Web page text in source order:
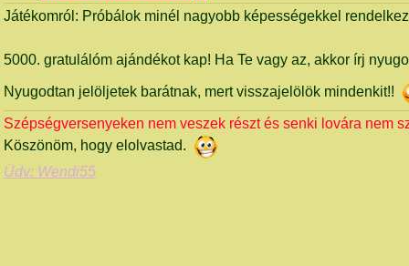
Játékomról: Próbálok minél nagyobb képességekkel
5000. gratulálóm ajándékot kap! Ha Te vagy az, akkor írj
Nyugodtan jelöljetek barátnak, mert visszajelölök mindenkit!!
Szépségversenyeken nem veszek részt és senki lovára nem
Köszönöm, hogy elolvastad.
Üdv: Wendi55